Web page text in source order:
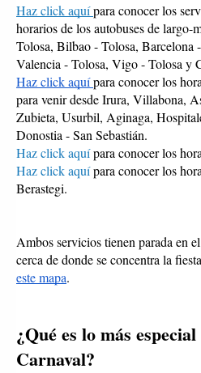
Haz click aquí para conocer los
horarios de los autobuses de
Tolosa, Bilbao - Tolosa, Barcelona
Valencia - Tolosa, Vigo - Tolosa y
Haz click aquí para conocer los
para venir desde Irura, Villabona,
Zubieta, Usurbil, Aginaga,
Donostia - San Sebastián.
Haz click aquí para conocer los
Haz click aquí para conocer los
Berastegi.
Ambos servicios tienen parada en
cerca de donde se concentra la
este mapa.
¿Qué es lo más
Carnaval?